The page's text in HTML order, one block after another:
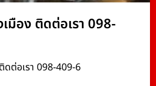
มือง ติดต่อเรา 098-
ดต่อเรา 098-409-6